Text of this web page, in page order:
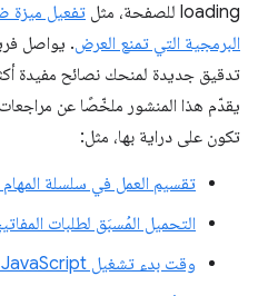
loading للصفحة، مثل
تفعيل
البرمجية التي تمنع العرض
تدقيق جديدة لمنحك نصائح مفيدة
يقدّم هذا المنشور ملخّصًا عن مراجعات
تكون على دراية بها، مثل:
تقسيم العمل في سلسلة المهام
التحميل المُسبَق لطلبات
وقت بدء تشغيل JavaScript مرتفع